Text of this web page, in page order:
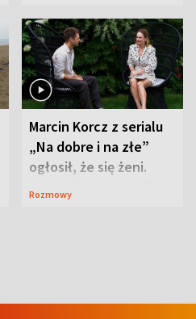
Marcin Korcz z serialu
„Na dobre i na złe”
ogłosił, że się żeni.
Zdradził, co zmienił
Rozmowy